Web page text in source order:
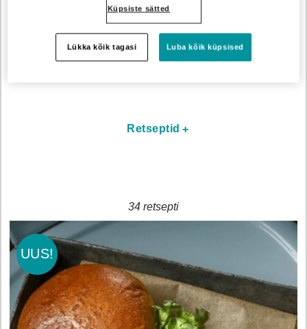
Retseptid
34 retsepti
UUS!
Küpsiste sätted
Lükka kõik tagasi Luba kõik küpsised